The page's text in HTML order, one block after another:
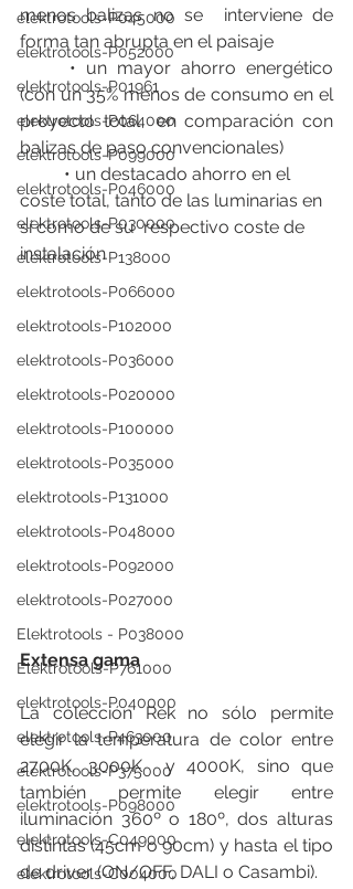
elektrotools-P045000
elektrotools-P052000
elektrotools-P01961
elektrotools-P064000
elektrotools-P099000
elektrotools-P046000
elektrotools-P030000
elektrotools-P138000
elektrotools-P066000
elektrotools-P102000
elektrotools-P036000
elektrotools-P020000
elektrotools-P100000
elektrotools-P035000
elektrotools-P131000
elektrotools-P048000
elektrotools-P092000
elektrotools-P027000
Elektrotools - P038000
Elektrotools-P761000
elektrotools-P040000
elektrotools-P463000
elektrotools-P375000
elektrotools-P098000
elektrotools-C049000
elektrotools-C004000
menos balizas no se  interviene de
forma tan abrupta en el paisaje
(con un 35% menos de consumo en el
proyecto total  en comparación con
balizas de paso convencionales)
coste total, tanto de las luminarias en
sí como de su  respectivo coste de
instalación
Extensa gama
La colección Rek no sólo permite
elegir la temperatura de color entre
2700K, 3000K  y 4000K, sino que
también permite elegir entre
iluminación 360º o 180º, dos alturas
distintas (45cm o 90cm) y hasta el tipo
de driver (ON/OFF, DALI o Casambi).